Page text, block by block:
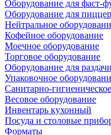
Оборудование для фаст-
Оборудование для
Нейтральное
Кофейное оборудование
Моечное оборудование
Торговое оборудование
Оборудование для
Упаковочное
Санитарно-
Весовое оборудование
Инвентарь кухонный
Посуда и столовые
Форматы